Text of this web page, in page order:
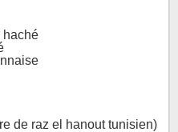
haché
de raz el hanout tunisien)